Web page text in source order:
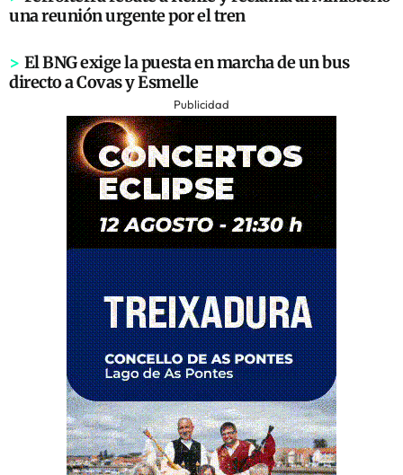
una reunión urgente por el tren
> El BNG exige la puesta en marcha de un bus
directo a Covas y Esmelle
Publicidad